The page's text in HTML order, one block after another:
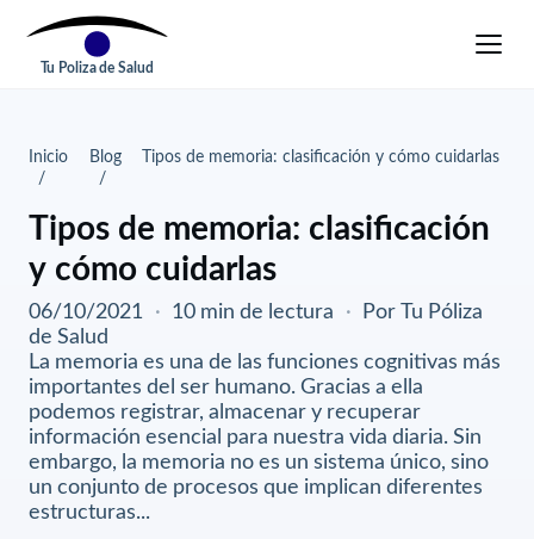
Tu Poliza de Salud
Inicio Blog Tipos de memoria: clasificación y cómo cuidarlas
Tipos de memoria: clasificación
y cómo cuidarlas
06/10/2021 · 10 min de lectura ·
Por Tu Póliza
de Salud
La memoria es una de las funciones cognitivas más
importantes del ser humano. Gracias a ella
podemos registrar, almacenar y recuperar
información esencial para nuestra vida diaria. Sin
embargo, la memoria no es un sistema único, sino
un conjunto de procesos que implican diferentes
estructuras...